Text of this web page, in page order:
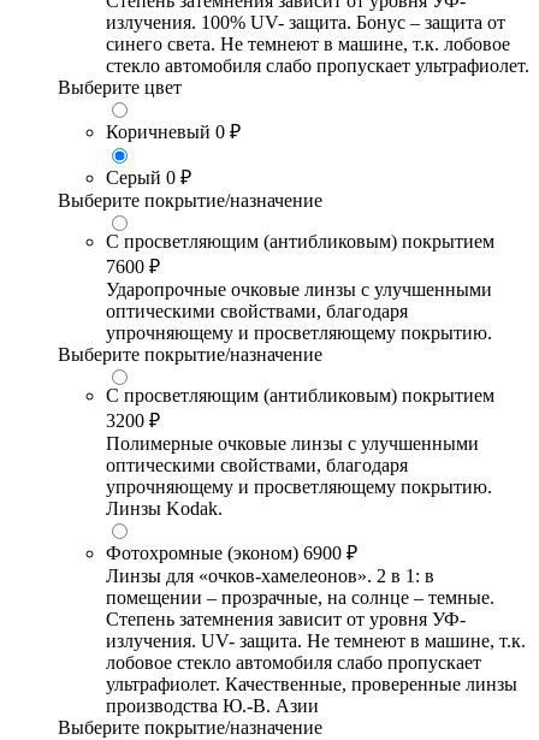
излучения. 100% UV- защита. Бонус – защита от
синего света. Не темнеют в машине, т.к. лобовое
стекло автомобиля слабо пропускает ультрафиолет.
Выберите цвет
Коричневый 0 ₽
Серый 0 ₽
Выберите покрытие/назначение
С просветляющим (антибликовым) покрытием
7600 ₽
Ударопрочные очковые линзы с улучшенными
оптическими свойствами, благодаря
упрочняющему и просветляющему покрытию.
Выберите покрытие/назначение
С просветляющим (антибликовым) покрытием
3200 ₽
Полимерные очковые линзы с улучшенными
оптическими свойствами, благодаря
упрочняющему и просветляющему покрытию.
Линзы Kodak.
Фотохромные (эконом) 6900 ₽
Линзы для «очков-хамелеонов». 2 в 1: в
помещении – прозрачные, на солнце – темные.
Степень затемнения зависит от уровня УФ-
излучения. UV- защита. Не темнеют в машине, т.к.
лобовое стекло автомобиля слабо пропускает
ультрафиолет. Качественные, проверенные линзы
производства Ю.-В. Азии
Выберите покрытие/назначение